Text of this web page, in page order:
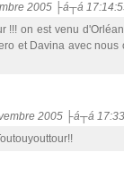
2005 ├á┬á
!!! on est venu
et Davina avec
2005 ├á┬á